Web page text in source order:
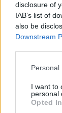
disclosure of
IAB’s list of
also be
Downstream
Please note
not limited to
grant or
use your
Personal
I want to
personal
Opted In
KÉT
GYŐRI
2023. január.
ívet.
IPAR
2022.